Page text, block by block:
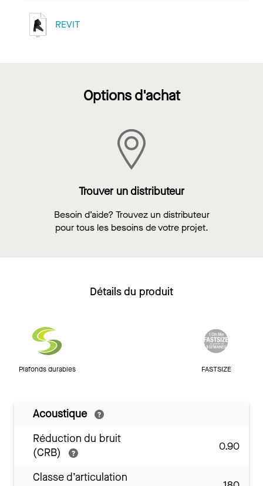
REVIT
Options d'achat
Trouver un distributeur
Besoin d’aide? Trouvez un distributeur
pour tous les besoins de votre projet.
Détails du produit
Plafonds durables FASTSIZE
Acoustique
Réduction du bruit
(CRB)
0.90
Classe d’articulation